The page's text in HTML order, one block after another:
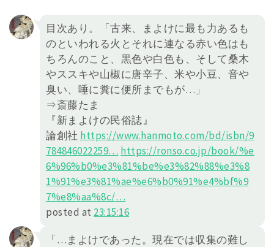
目次あり。「古来、まよけに最も力あるも
のといわれる火とそれに連なる赤い色はも
ちろんのこと、黒色や白色も、そして桑木
やススキや山椒に唐辛子、米や小豆、音や
臭い、唾に糞に便所までもが…」
⇒斎藤たま
『新まよけの民俗誌』
論創社 https://www.hanmoto.com/bd/isbn/9
784846022259… https://ronso.co.jp/book/%e
6%96%b0%e3%81%be%e3%82%88%e3%8
1%91%e3%81%ae%e6%b0%91%e4%bf%9
7%e8%aa%8c/…
posted at 23:15:16
「…まよけであった。現在では収集の難し